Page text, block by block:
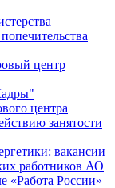
центр
центра
занятости
вакансии
работников АО
«Работа России»